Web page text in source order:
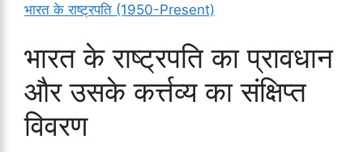
भारत के राष्ट्रपति (1950-Present)
भारत के राष्ट्रपति का प्रावधान
और उसके कर्त्तव्य का संक्षिप्त
विवरण